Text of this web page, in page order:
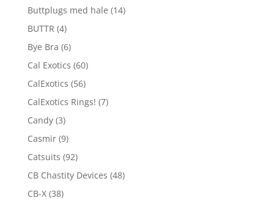
Buttplugs med hale (14)
BUTTR (4)
Bye Bra (6)
Cal Exotics (60)
CalExotics (56)
CalExotics Rings! (7)
Candy (3)
Casmir (9)
Catsuits (92)
CB Chastity Devices (48)
CB-X (38)